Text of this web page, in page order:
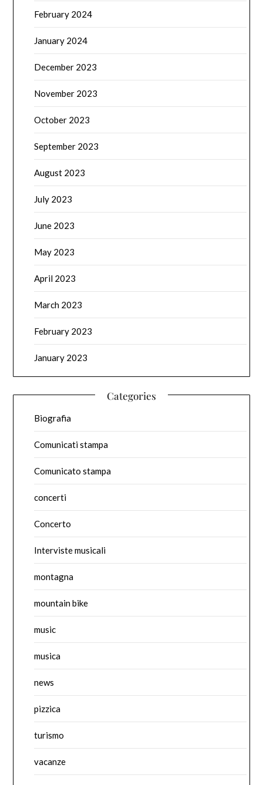
February 2024
January 2024
December 2023
November 2023
October 2023
September 2023
August 2023
July 2023
June 2023
May 2023
April 2023
March 2023
February 2023
January 2023
Categories
Biografia
Comunicati stampa
Comunicato stampa
concerti
Concerto
Interviste musicali
montagna
mountain bike
music
musica
news
pizzica
turismo
vacanze